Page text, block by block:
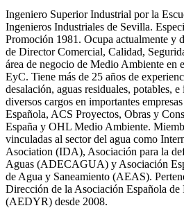
Ingeniero Superior Industrial por la
Ingenieros Industriales de Sevilla.
Promoción 1981. Ocupa actualmente y
de Director Comercial, Calidad,
área de negocio de Medio Ambiente en
EyC. Tiene más de 25 años de
desalación, aguas residuales, potables,
diversos cargos en importantes
Española, ACS Proyectos, Obras y
España y OHL Medio Ambiente.
vinculadas al sector del agua como
Asociation (IDA), Asociación para la
Aguas (ADECAGUA) y Asociación
de Agua y Saneamiento (AEAS).
Dirección de la Asociación Española
(AEDYR) desde 2008.